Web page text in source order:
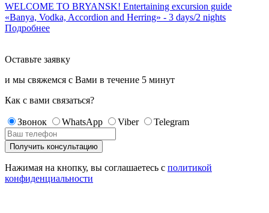
WELCOME TO BRYANSK! Entertaining excursion guide
«Banya, Vodka, Accordion and Herring» - 3 days/2 nights
Подробнее
Оставьте заявку
и мы свяжемся с Вами в течение 5 минут
Как с вами связаться?
Звонок WhatsApp Viber Telegram
Нажимая на кнопку, вы соглашаетесь с политикой
конфиденциальности